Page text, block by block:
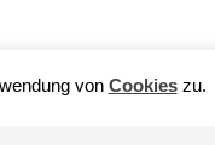
von Cookieszu.